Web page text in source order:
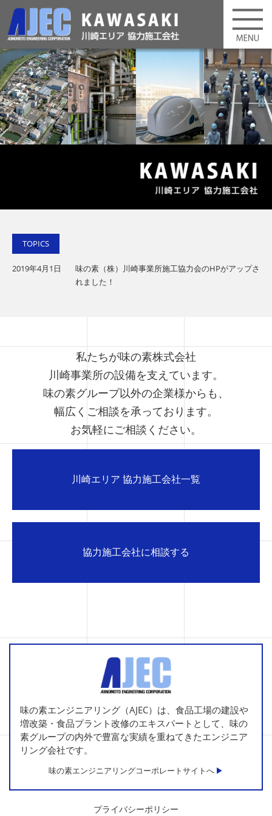
TOPICS
2019年4月1日
味の素（株）川崎事業所施工協力会のHPがアップさ
れました！
私たちが味の素株式会社
川崎事業所の設備を支えています。
味の素グループ以外の企業様からも、
幅広くご相談を承っております。
お気軽にご相談ください。
川崎エリア 協力施工会社一覧
協力施工会社に相談する
味の素エンジニアリング（AJEC）は、食品工場の建設や
増改築・食品プラント改修のエキスパートとして、味の
素グループの内外で豊富な実績を重ねてきたエンジニア
リング会社です。
味の素エンジニアリングコーポレートサイトへ
プライバシーポリシー